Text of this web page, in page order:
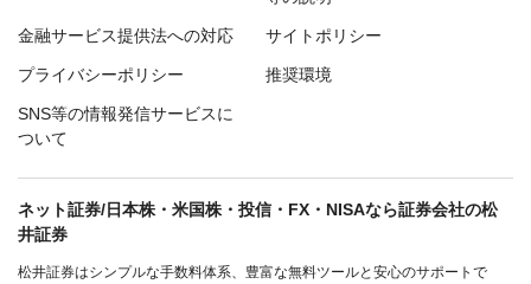
金融サービス提供法への対応 サイトポリシー
プライバシーポリシー 推奨環境
SNS等の情報発信サービスに
ついて
ネット証券/日本株・米国株・投信・FX・NISAなら証券会社の松
井証券
松井証券はシンプルな手数料体系、豊富な無料ツールと安心のサポートで